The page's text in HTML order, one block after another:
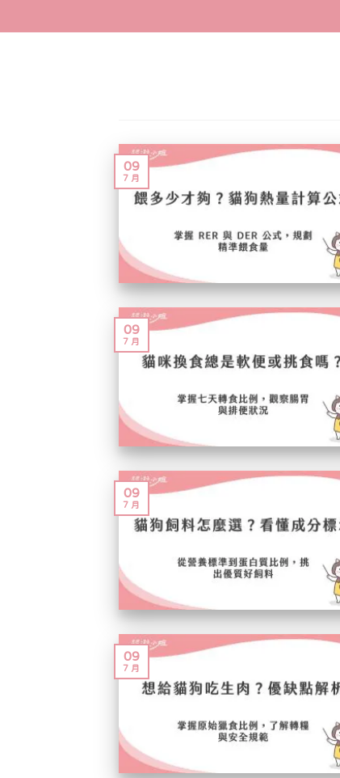
09
7 月
09
7 月
09
7 月
09
7 月